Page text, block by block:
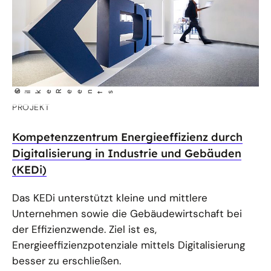
©
S i lke Reents
PROJEKT
Kompetenzzentrum Energieeffizienz durch
Digitalisierung in Industrie und Gebäuden
(KEDi)
Das KEDi unterstützt kleine und mittlere
Unternehmen sowie die Gebäudewirtschaft bei
der Effizienzwende. Ziel ist es,
Energieeffizienzpotenziale mittels Digitalisierung
besser zu erschließen.